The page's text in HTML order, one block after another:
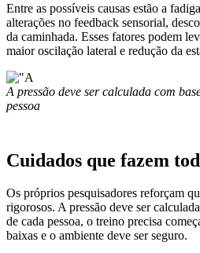
Entre as possíveis causas estão a
alterações no feedback sensorial,
da caminhada. Esses fatores podem
maior oscilação lateral e redução da
A pressão deve ser calculada com
pessoa
Cuidados que fazem
Os próprios pesquisadores reforçam
rigorosos. A pressão deve ser
de cada pessoa, o treino precisa
baixas e o ambiente deve ser seguro.